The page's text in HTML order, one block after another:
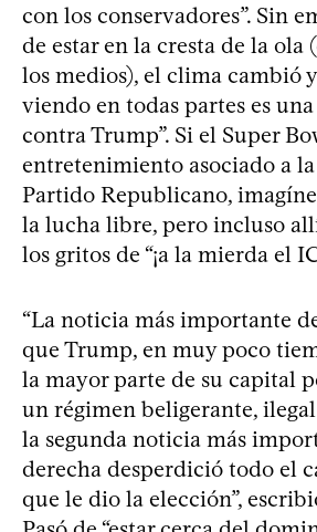
con los conservadores”. Sin
de estar en la cresta de la ola
los medios), el clima cambió
viendo en todas partes es
contra Trump”. Si el Super
entretenimiento asociado a
Partido Republicano,
la lucha libre, pero incluso
los gritos de “¡a la mierda el
“La noticia más importante
que Trump, en muy poco
la mayor parte de su capital
un régimen beligerante, ilegal
la segunda noticia más
derecha desperdició todo el
que le dio la elección”,